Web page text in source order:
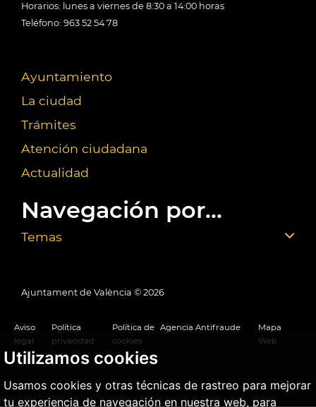
Utilizamos cookies
Usamos cookies y otras técnicas de rastreo para mejorar
tu experiencia de navegación en nuestra web, para
Horarios: lunes a viernes de 8:30 a 14:00 horas
Teléfono: 963 52 54 78
Ayuntamiento
La ciudad
Trámites
Atención ciudadana
Actualidad
Navegación por...
Temas
Ajuntament de València © 2026
Aviso
legal
Política
privacidad
Política de
cookies
Agencia Antifraude
Mapa
Web